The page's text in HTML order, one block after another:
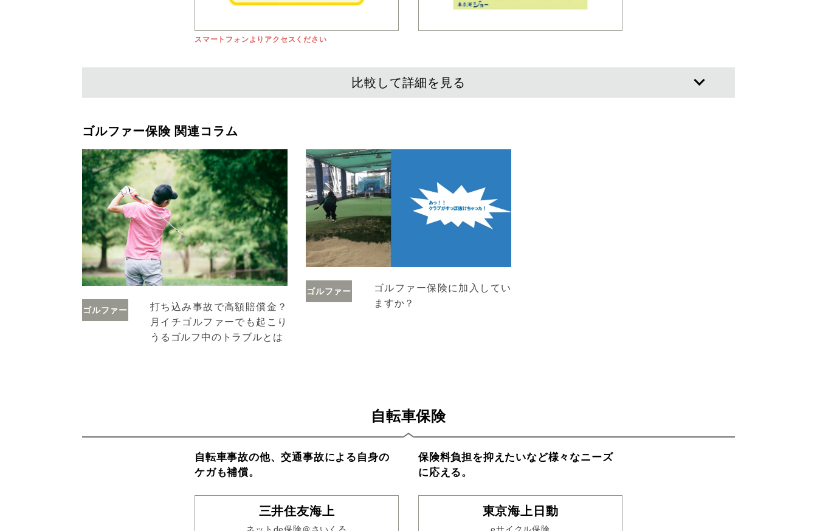
スマートフォンよりアクセスください
比較して詳細を見る
ゴルファー保険 関連コラム
ゴルファー
打ち込み事故で高額賠償金？
月イチゴルファーでも起こり
うるゴルフ中のトラブルとは
ゴルファー
ゴルファー保険に加入してい
ますか？
自転車保険
自転車事故の他、交通事故による自身の
ケガも補償。
三井住友海上
保険料負担を抑えたいなど様々なニーズ
に応える。
東京海上日動